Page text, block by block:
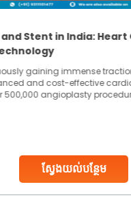
ស្វែងយល់បន្ថែម
Steps for Effective
Processing Methods
collection and processing
reproductive techniques like
and intrauterine
help couples achieve their
process the